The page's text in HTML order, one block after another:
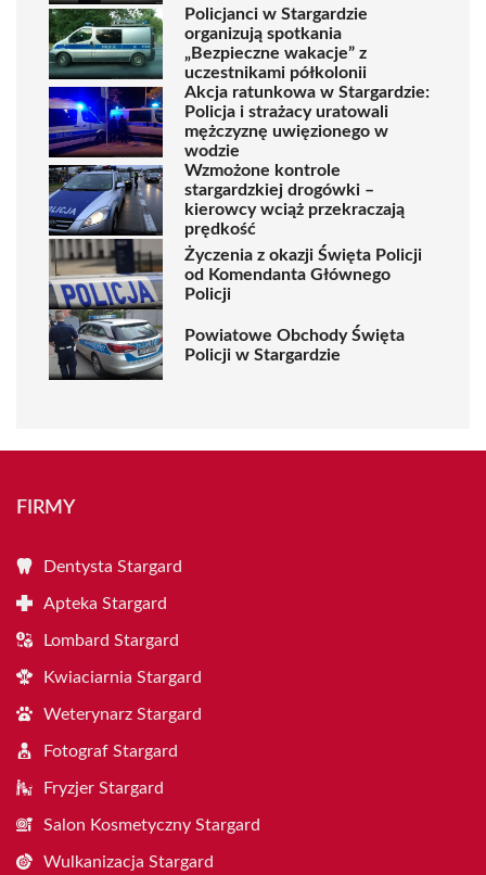
Policjanci w Stargardzie
organizują spotkania
„Bezpieczne wakacje” z
uczestnikami półkolonii
Akcja ratunkowa w Stargardzie:
Policja i strażacy uratowali
mężczyznę uwięzionego w
wodzie
Wzmożone kontrole
stargardzkiej drogówki –
kierowcy wciąż przekraczają
prędkość
Życzenia z okazji Święta Policji
od Komendanta Głównego
Policji
Powiatowe Obchody Święta
Policji w Stargardzie
FIRMY
Dentysta Stargard
Apteka Stargard
Lombard Stargard
Kwiaciarnia Stargard
Weterynarz Stargard
Fotograf Stargard
Fryzjer Stargard
Salon Kosmetyczny Stargard
Wulkanizacja Stargard